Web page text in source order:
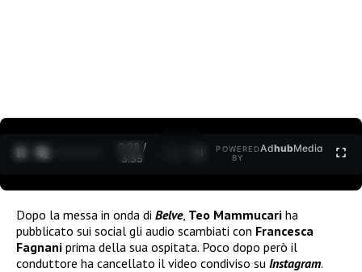
0:29 /
3:35
POWERED
BY
AdhubMedia
Dopo la messa in onda di Belve, Teo Mammucari ha
pubblicato sui social gli audio scambiati con Francesca
Fagnani prima della sua ospitata. Poco dopo però il
conduttore ha cancellato il video condiviso su Instagram.